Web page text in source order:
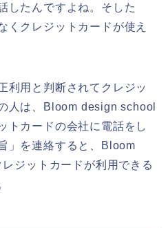
したんですよね。そした
くクレジットカードが使え
利用と判断されてクレジッ
人は、Bloom design school
トカードの会社に電話をし
」を連絡すると、Bloom
ジットカードが利用できる